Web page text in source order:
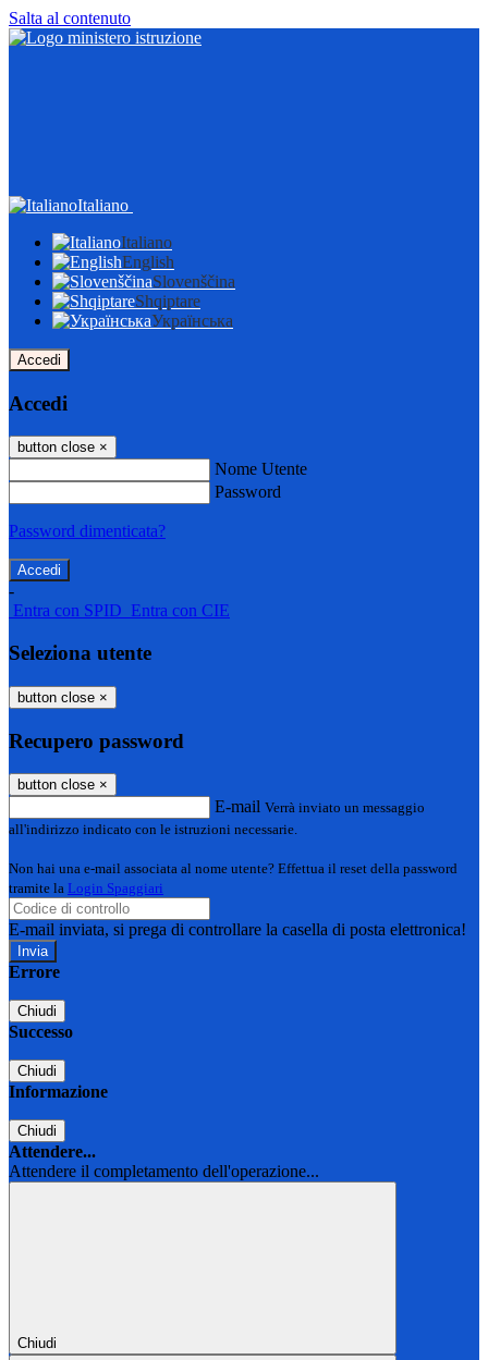
Salta al contenuto
Italiano
Italiano
English
Slovenščina
Shqiptare
Українська
Accedi
Accedi
button close ×
Nome Utente
Password
Password dimenticata?
-
Entra con SPID Entra con CIE
Seleziona utente
button close ×
Recupero password
button close ×
E-mail Verrà inviato un messaggio
all'indirizzo indicato con le istruzioni necessarie.
Non hai una e-mail associata al nome utente? Effettua il reset della password
tramite la Login Spaggiari
E-mail inviata, si prega di controllare la casella di posta elettronica!
Errore
Chiudi
Successo
Chiudi
Informazione
Chiudi
Attendere...
Attendere il completamento dell'operazione...
Chiudi